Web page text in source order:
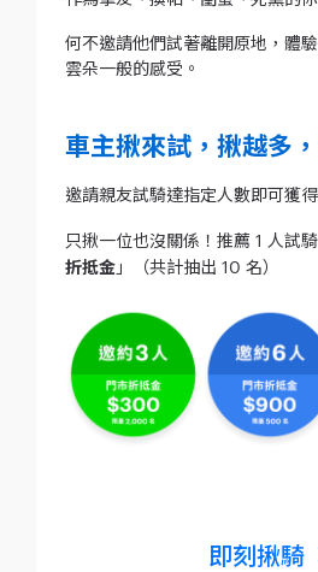
何不邀請他們試著離開原地，體
雲朵一般的感受。
車主揪來試，揪越多
邀請親友試騎達指定人數即可獲得
只揪一位也沒關係！推薦 1 人試
折抵金 」（共計抽出 10 名）
即刻揪騎